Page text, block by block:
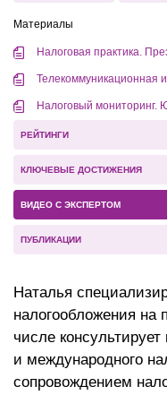
Материалы
Налоговая практика.
Телекоммуникационная
Налоговый мониторинг.
РЕЙТИНГИ
КЛЮЧЕВЫЕ ДОСТИЖЕНИЯ
ВИДЕО С ЭКСПЕРТОМ
ПУБЛИКАЦИИ
Наталья
налогообложения на
числе
и международного
сопровождением